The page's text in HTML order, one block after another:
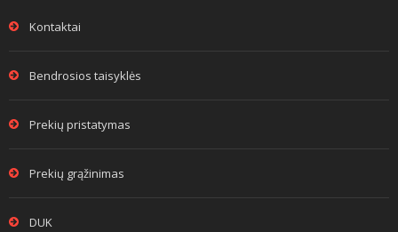
Kontaktai
Bendrosios taisyklės
Prekių pristatymas
Prekių grąžinimas
DUK